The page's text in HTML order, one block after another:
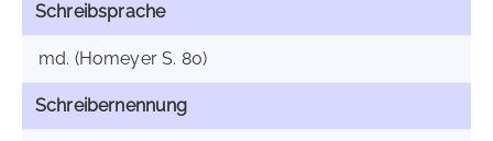
Schreibsprache
md. (Homeyer S. 80)
Schreibernennung